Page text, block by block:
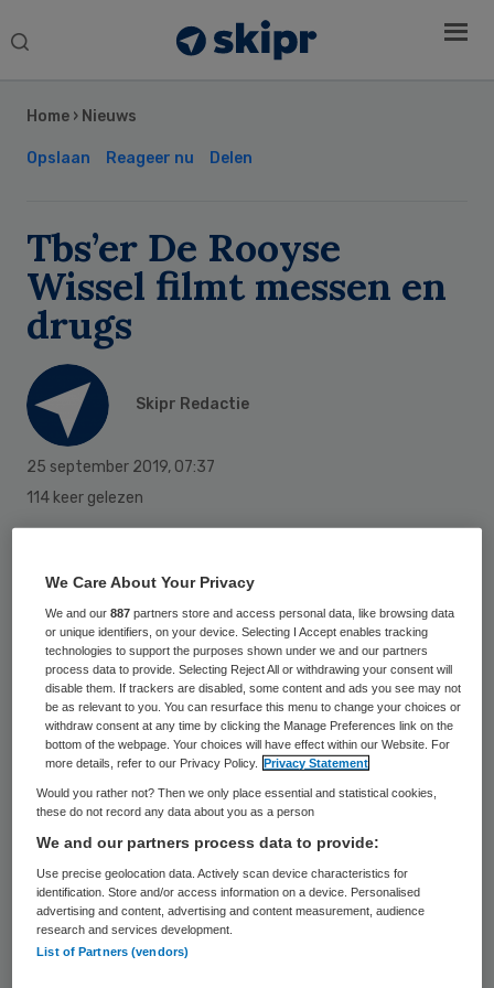
Search
Home › Nieuws
Opslaan Reageer nu Delen
Tbs’er De Rooyse
Wissel filmt messen en
drugs
Skipr Redactie
25 september 2019, 07:37
114 keer gelezen
Wissel in Oostrum heeft video’s gemaakt en
op YouTube geplaatst. Hij laat beelden zien
van wat volgens hem wiet is die in de kliniek
wordt gekweekt en hij staat op enig
moment alleen in een ruimte met een
kartelmes. Hij heeft de beelden gemaakt
met de camera van een telefoon en een
smartwatch. Dat meldt 1Limburg.
Patiënten mogen in principe geen camera’s
hebben en ook geen internettoegang. Te
zien is hoe hij tegen de regels in met een
Sidebar
We Care About Your Privacy
We and our887 partners store and access personal data, like browsing data
or unique identifiers, on your device. Selecting I Accept enables tracking
technologies to support the purposes shown under we and our partners
process data to provide. Selecting Reject All or withdrawing your consent will
disable them. If trackers are disabled, some content and ads you see may not
be as relevant to you. You can resurface this menu to change your choices or
withdraw consent at any time by clicking the Manage Preferences link on the
bottom of the webpage. Your choices will have effect within our Website. For
more details, refer to our Privacy Policy.
Privacy Statement
Would you rather not? Then we only place essential and statistical cookies,
these do not record any data about you as a person
We and our partners process data to provide:
Use precise geolocation data. Actively scan device characteristics for
identification. Store and/or access information on a device. Personalised
advertising and content, advertising and content measurement, audience
research and services development.
List of Partners (vendors)